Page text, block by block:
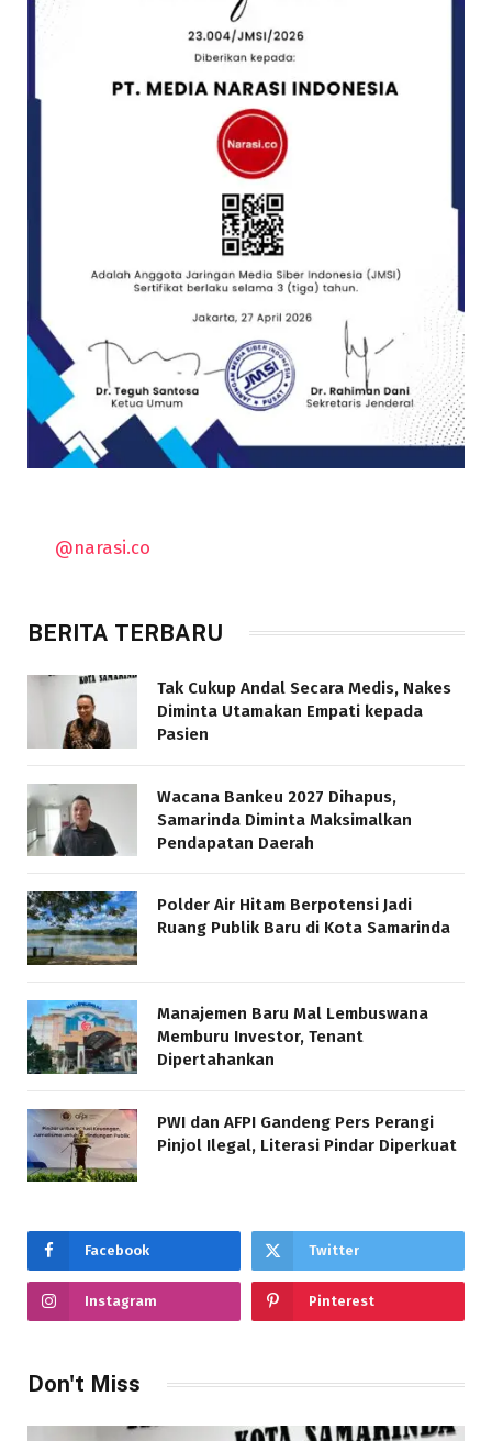
@narasi.co
BERITA TERBARU
Tak Cukup Andal Secara Medis, Nakes
Diminta Utamakan Empati kepada
Pasien
Wacana Bankeu 2027 Dihapus,
Samarinda Diminta Maksimalkan
Pendapatan Daerah
Polder Air Hitam Berpotensi Jadi
Ruang Publik Baru di Kota Samarinda
Manajemen Baru Mal Lembuswana
Memburu Investor, Tenant
Dipertahankan
PWI dan AFPI Gandeng Pers Perangi
Pinjol Ilegal, Literasi Pindar Diperkuat
Facebook Twitter
Instagram Pinterest
Don't Miss